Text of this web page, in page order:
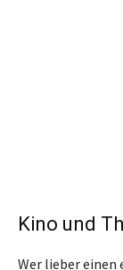
Kino und
Wer lieber